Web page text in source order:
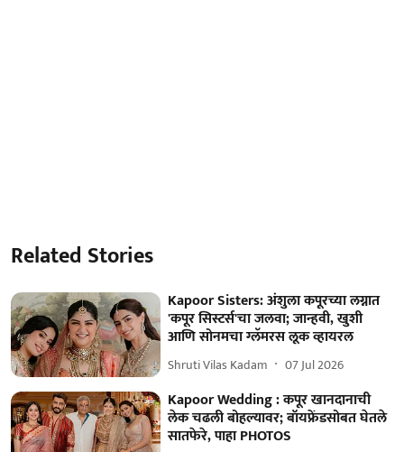
Related Stories
Kapoor Sisters: अंशुला कपूरच्या लग्नात
'कपूर सिस्टर्स'चा जलवा; जान्हवी, खुशी
आणि सोनमचा ग्लॅमरस लूक व्हायरल
Shruti Vilas Kadam 07 Jul 2026
Kapoor Wedding : कपूर खानदानाची
लेक चढली बोहल्यावर; बॉयफ्रेंडसोबत घेतले
सातफेरे, पाहा PHOTOS